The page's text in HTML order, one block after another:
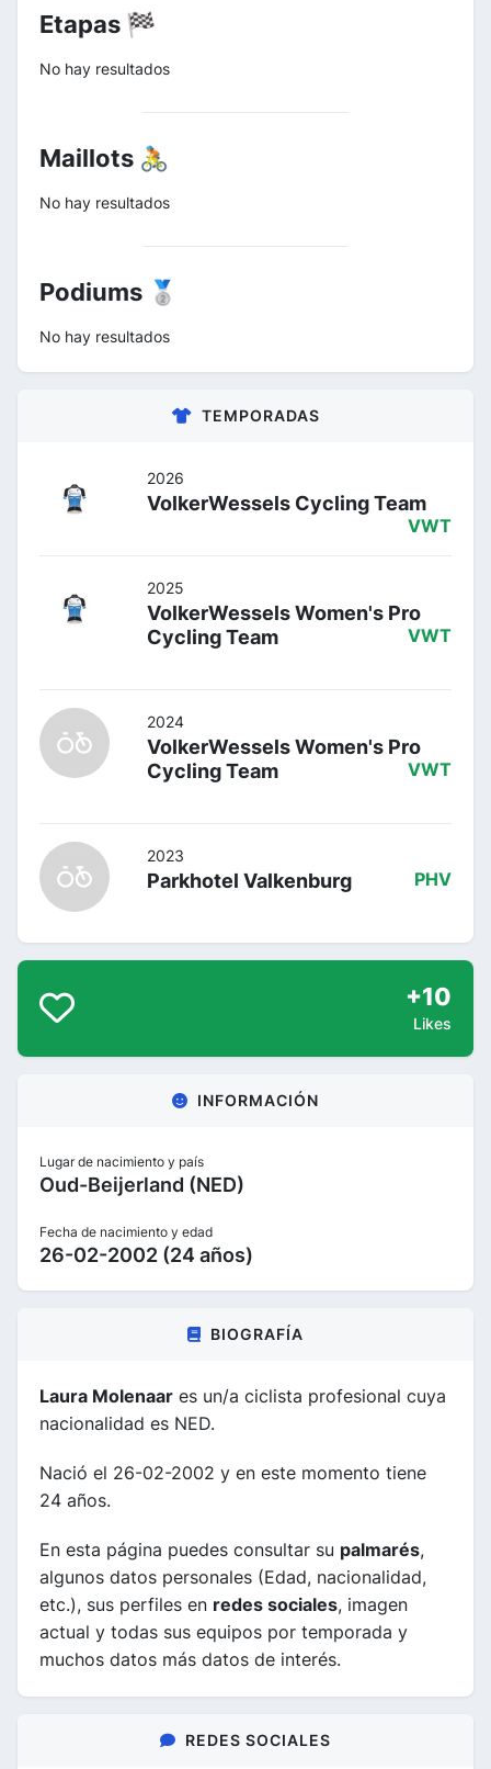
Etapas 🏁
No hay resultados
Maillots 🚴
No hay resultados
Podiums 🥈
No hay resultados
TEMPORADAS
2026
VolkerWessels Cycling Team
VWT
2025
VolkerWessels Women's Pro
Cycling Team
VWT
2024
VolkerWessels Women's Pro
Cycling Team
VWT
2023
Parkhotel Valkenburg PHV
+10
Likes
INFORMACIÓN
Lugar de nacimiento y país
Oud-Beijerland (NED)
Fecha de nacimiento y edad
26-02-2002 (24 años)
BIOGRAFÍA
Laura Molenaar es un/a ciclista profesional cuya
nacionalidad es NED.
Nació el 26-02-2002 y en este momento tiene
24 años.
En esta página puedes consultar su palmarés,
algunos datos personales (Edad, nacionalidad,
etc.), sus perfiles en redes sociales, imagen
actual y todas sus equipos por temporada y
muchos datos más datos de interés.
REDES SOCIALES